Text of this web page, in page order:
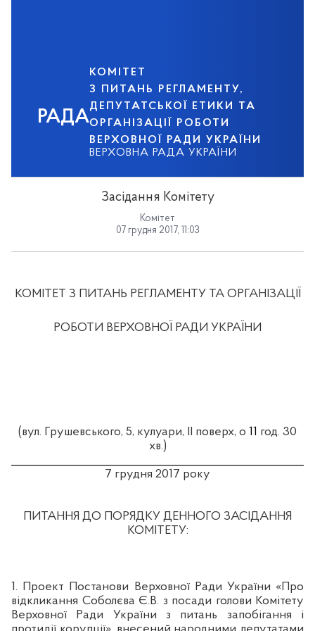
РАДА
КОМІТЕТ
З ПИТАНЬ РЕГЛАМЕНТУ,
ДЕПУТАТСЬКОЇ ЕТИКИ ТА
ОРГАНІЗАЦІЇ РОБОТИ
ВЕРХОВНОЇ РАДИ УКРАЇНИ
ВЕРХОВНА РАДА УКРАЇНИ
Засідання Комітету
Комітет
07 грудня 2017, 11:03
КОМІТЕТ З ПИТАНЬ РЕГЛАМЕНТУ ТА ОРГАНІЗАЦІЇ
РОБОТИ ВЕРХОВНОЇ РАДИ УКРАЇНИ
(вул. Грушевського, 5, кулуари, ІІ поверх, о 11 год. 30
хв.)
7 грудня 2017 року
ПИТАННЯ ДО ПОРЯДКУ ДЕННОГО ЗАСІДАННЯ
КОМІТЕТУ:
1. Проект Постанови Верховної Ради України «Про
відкликання Соболєва Є.В. з посади голови Комітету
Верховної Ради України з питань запобігання і